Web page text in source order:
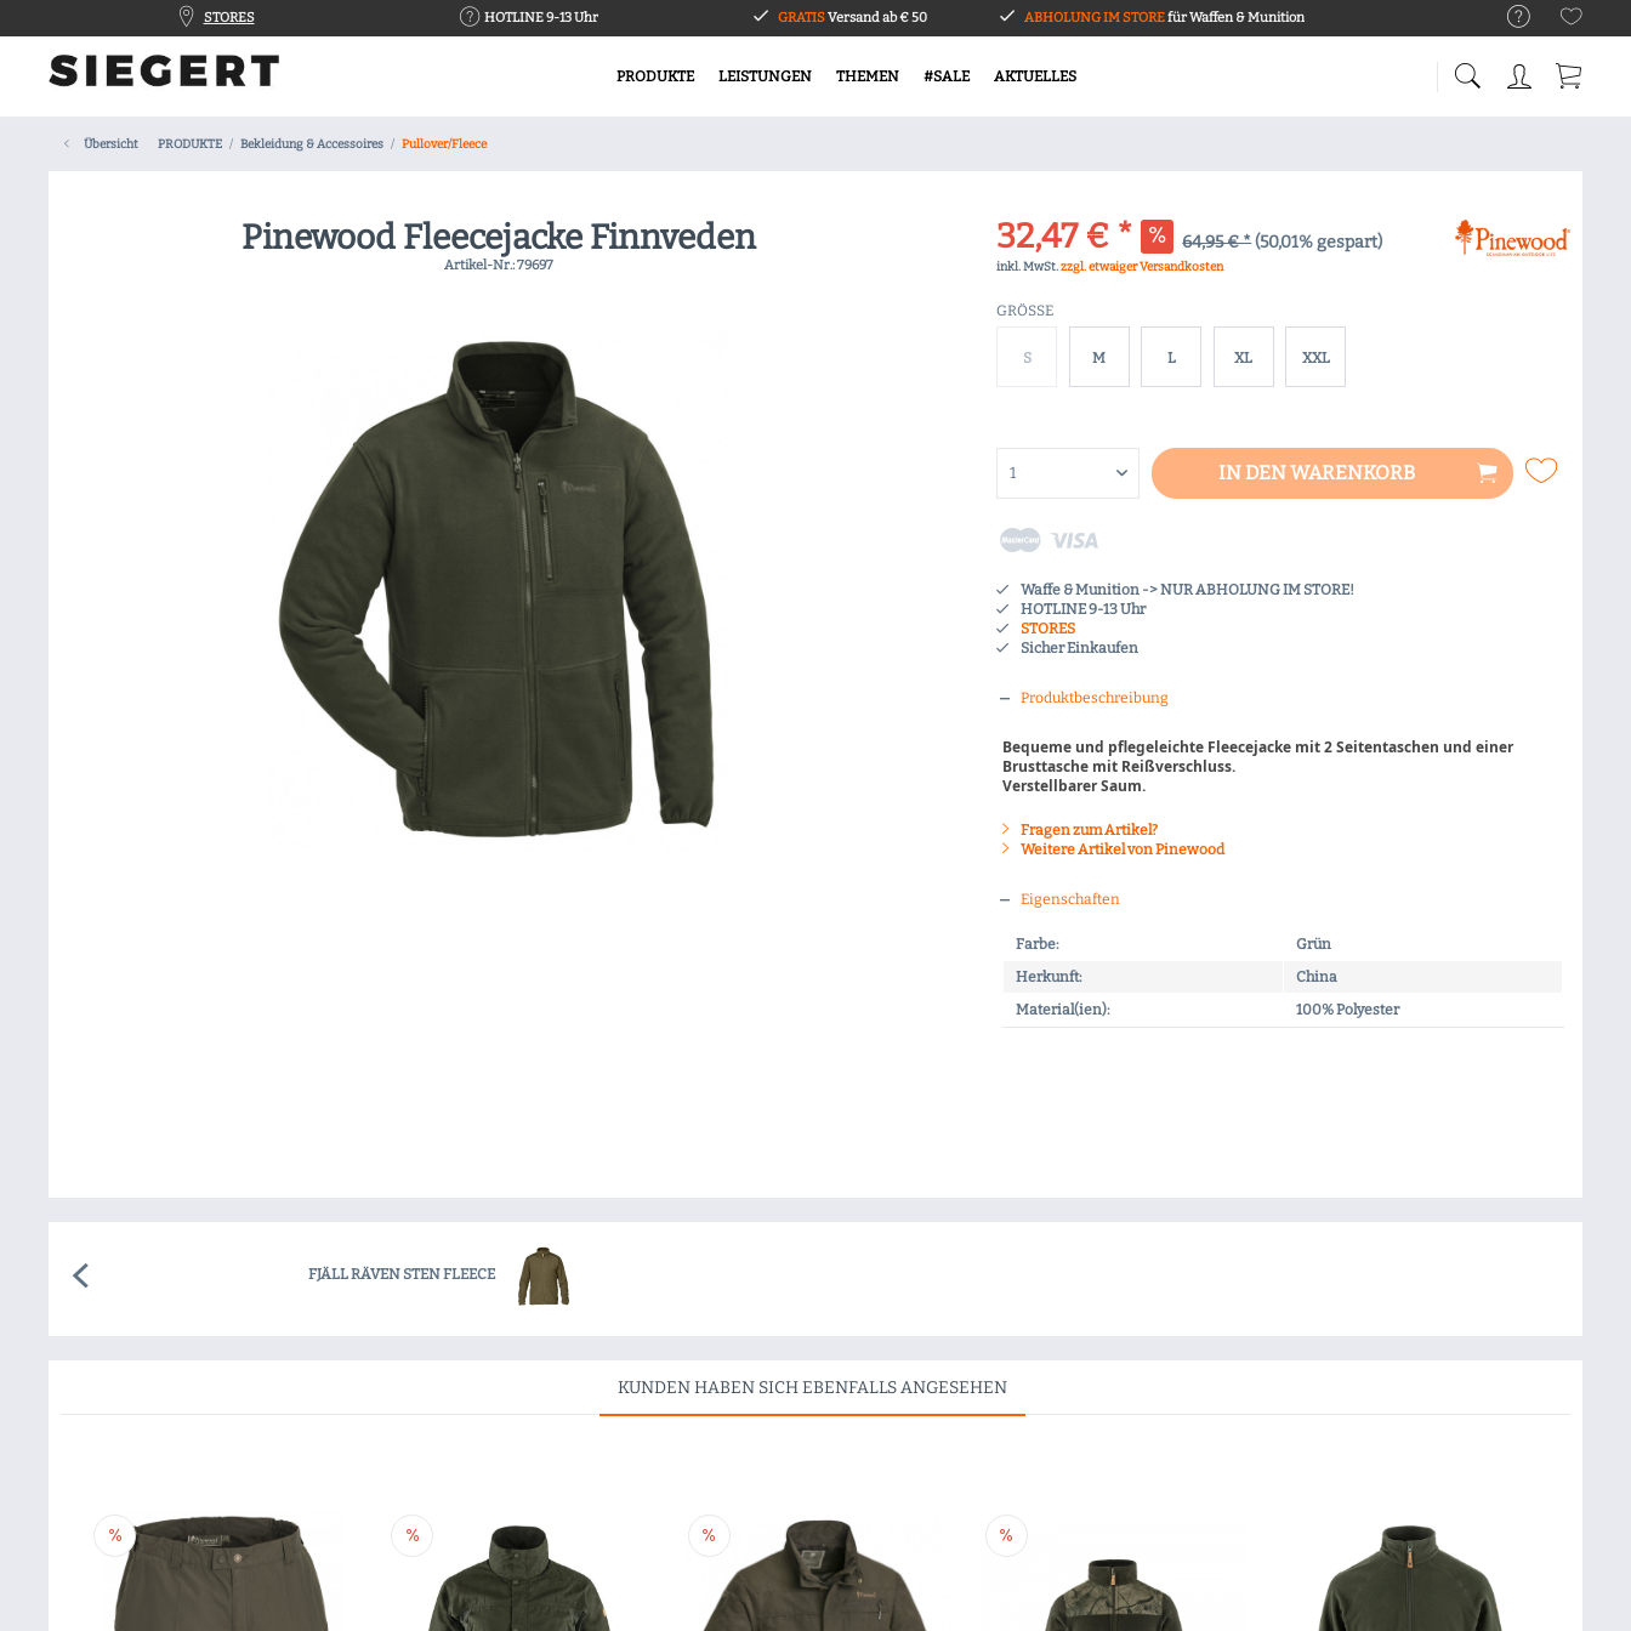
STORES HOTLINE 9-13 Uhr GRATISVersand ab € 50 ABHOLUNG IM STOREfür Waffen & Munition
PRODUKTE LEISTUNGEN THEMEN #SALE AKTUELLES
Übersicht PRODUKTE Bekleidung & Accessoires Pullover/Fleece
Pinewood Fleecejacke Finnveden
Artikel-Nr.:79697
32,47 € * 64,95 € *(50,01% gespart)
inkl. MwSt.zzgl. etwaiger Versandkosten
GRÖSSE
S M L XL XXL
IN DENWARENKORB
Waffe & Munition -> NUR ABHOLUNG IM STORE!
HOTLINE 9-13 Uhr
STORES
Sicher Einkaufen
Produktbeschreibung
Bequeme und pflegeleichte Fleecejacke mit2 Seitentaschen und einer
Brusttasche mit Reißverschluss.
Verstellbarer Saum.
Fragen zum Artikel?
Weitere Artikel von Pinewood
Eigenschaften
Farbe:
Grün
Herkunft:
China
Material(ien):
100% Polyester
FJÄLL RÄVEN STEN FLEECE
KUNDEN HABEN SICH EBENFALLS ANGESEHEN